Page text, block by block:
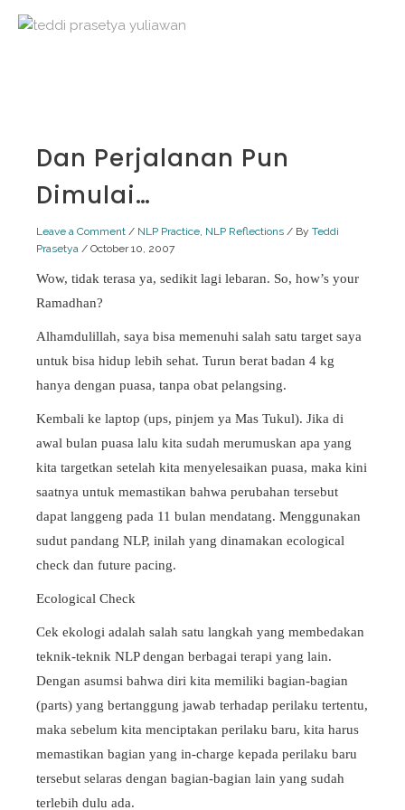
Dan Perjalanan Pun
Dimulai…
Leave a Comment / NLP Practice, NLP Reflections / By Teddi
Prasetya / October 10, 2007
Wow, tidak terasa ya, sedikit lagi lebaran. So, how’s your
Ramadhan?
Alhamdulillah, saya bisa memenuhi salah satu target saya
untuk bisa hidup lebih sehat. Turun berat badan 4 kg
hanya dengan puasa, tanpa obat pelangsing.
Kembali ke laptop (ups, pinjem ya Mas Tukul). Jika di
awal bulan puasa lalu kita sudah merumuskan apa yang
kita targetkan setelah kita menyelesaikan puasa, maka kini
saatnya untuk memastikan bahwa perubahan tersebut
dapat langgeng pada 11 bulan mendatang. Menggunakan
sudut pandang NLP, inilah yang dinamakan ecological
check dan future pacing.
Ecological Check
Cek ekologi adalah salah satu langkah yang membedakan
teknik-teknik NLP dengan berbagai terapi yang lain.
Dengan asumsi bahwa diri kita memiliki bagian-bagian
(parts) yang bertanggung jawab terhadap perilaku tertentu,
maka sebelum kita menciptakan perilaku baru, kita harus
memastikan bagian yang in-charge kepada perilaku baru
tersebut selaras dengan bagian-bagian lain yang sudah
terlebih dulu ada.